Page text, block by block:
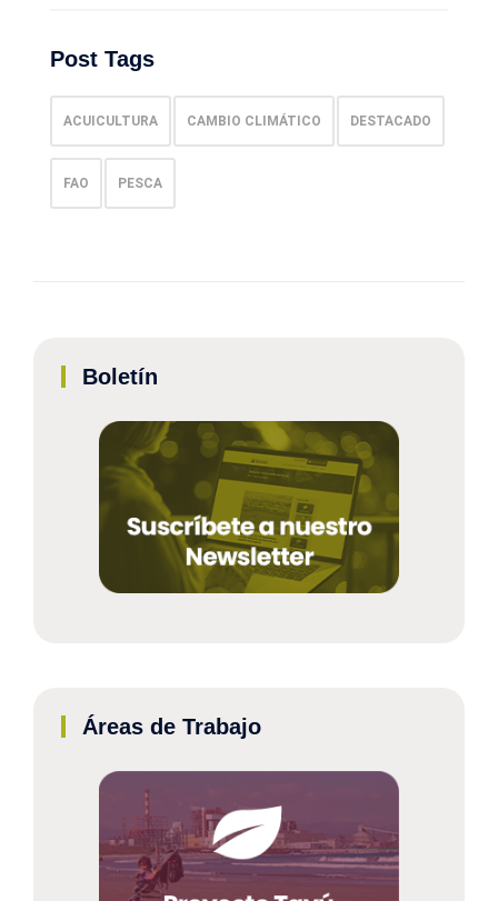
Post Tags
ACUICULTURA CAMBIO CLIMÁTICO DESTACADO
FAO PESCA
Boletín
Áreas de Trabajo